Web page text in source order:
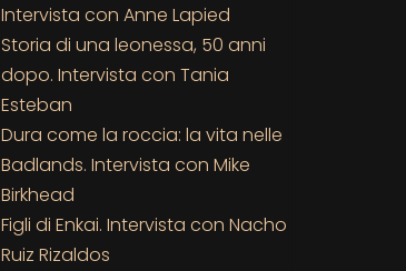
Intervista con Anne Lapied
Storia di una leonessa, 50 anni
dopo. Intervista con Tania
Esteban
Dura come la roccia: la vita nelle
Badlands. Intervista con Mike
Birkhead
Figli di Enkai. Intervista con Nacho
Ruiz Rizaldos